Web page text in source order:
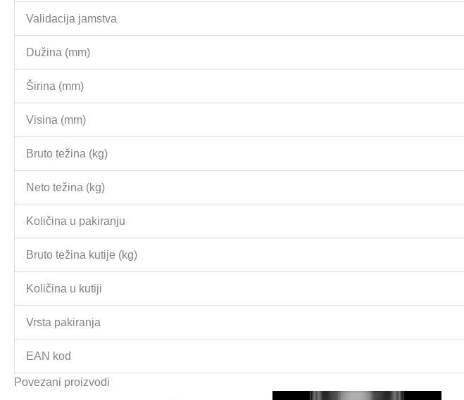
Validacija jamstva
Dužina (mm)
Širina (mm)
Visina (mm)
Bruto težina (kg)
Neto težina (kg)
Količina u pakiranju
Bruto težina kutije (kg)
Količina u kutiji
Vrsta pakiranja
EAN kod
Povezani proizvodi